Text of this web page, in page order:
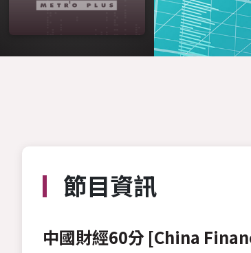
節目資訊
中國財經60分 [China